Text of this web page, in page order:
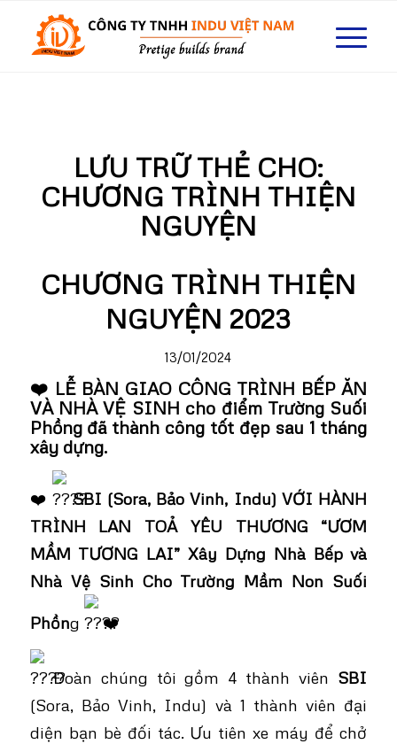
LƯU TRỮ THẺ CHO:
CHƯƠNG TRÌNH THIỆN
NGUYỆN
CHƯƠNG TRÌNH THIỆN
NGUYỆN 2023
13/01/2024
❤️ LỄ BÀN GIAO CÔNG TRÌNH BẾP ĂN
VÀ NHÀ VỆ SINH cho điểm Trường Suối
Phồng đã thành công tốt đẹp sau 1 tháng
xây dựng.
❤️ SBI (Sora, Bảo Vinh, Indu) VỚI HÀNH
TRÌNH LAN TOẢ YÊU THƯƠNG “ƯƠM
MẦM TƯƠNG LAI” Xây Dựng Nhà Bếp và
Nhà Vệ Sinh Cho Trường Mầm Non Suối
Phồng ❤️
Đoàn chúng tôi gồm 4 thành viên SBI
(Sora, Bảo Vinh, Indu) và 1 thành viên đại
diện bạn bè đối tác. Ưu tiên xe máy để chở